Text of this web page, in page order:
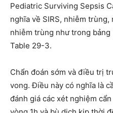
Pediatric Surviving Sepsis
nghĩa về SIRS, nhiễm
nhiễm trùng như trong
Table 29-3.
Chẩn đoán sớm và điều trị
vong. Điều này có nghĩa là
đánh giá các xét nghiệm